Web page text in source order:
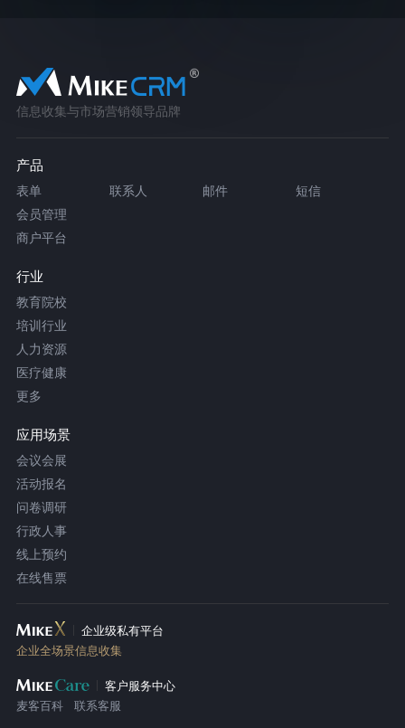
信息收集与市场营销领导品牌
产品
表单 联系人 邮件
短信
会员管理
商户平台
行业
教育院校
培训行业
人力资源
医疗健康
更多
应用场景
会议会展
活动报名
问卷调研
行政人事
线上预约
在线售票
企业级私有平台
企业全场景信息收集
客户服务中心
麦客百科
联系客服